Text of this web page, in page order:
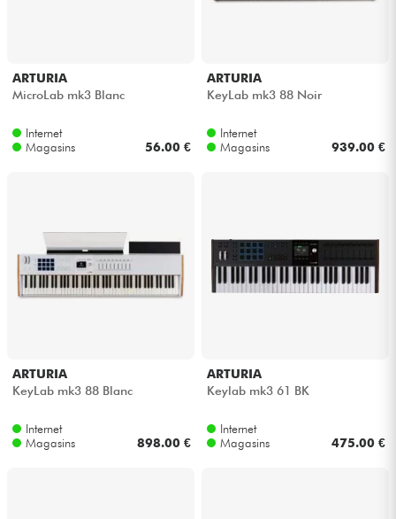
ARTURIA
MicroLab mk3 Blanc
Internet
Magasins
56.00 €
ARTURIA
KeyLab mk3 88 Noir
Internet
Magasins
939.00 €
ARTURIA
KeyLab mk3 88 Blanc
Internet
Magasins
898.00 €
ARTURIA
Keylab mk3 61 BK
Internet
Magasins
475.00 €